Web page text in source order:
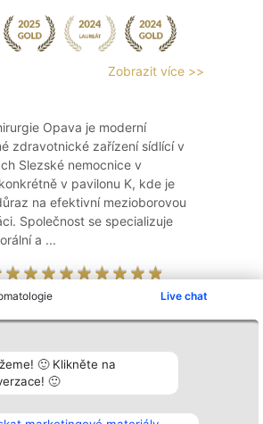
Live chat
🙂 Klikněte na
🙂
Zobrazit více >>
Opava je moderní
zdravotnické zařízení sídlící v
Slezské nemocnice v
v pavilonu K, kde je
na efektivní mezioborovou
Společnost se specializuje
a ...
Seznam všech
laureátů
Zásady
Zásady